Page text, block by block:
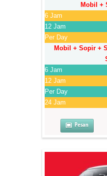
Mobil +
6 Jam
12 Jam
Per Day
Mobil + Sopir +
6 Jam
12 Jam
Per Day
24 Jam
Pesan